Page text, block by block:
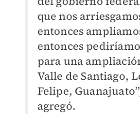
que nos
entonces
entonces
para una
Valle de Santiago,
Felipe,
agregó.